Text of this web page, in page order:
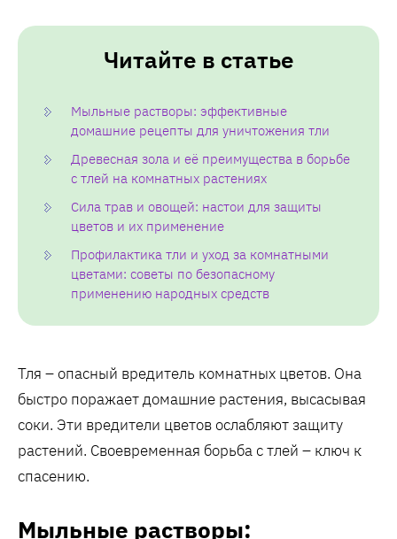
Читайте в статье
Мыльные растворы: эффективные
домашние рецепты для уничтожения тли
Древесная зола и её преимущества в борьбе
с тлей на комнатных растениях
Сила трав и овощей: настои для защиты
цветов и их применение
Профилактика тли и уход за комнатными
цветами: советы по безопасному
применению народных средств
Тля – опасный вредитель комнатных цветов. Она
быстро поражает домашние растения‚ высасывая
соки. Эти вредители цветов ослабляют защиту
растений. Своевременная борьба с тлей – ключ к
спасению.
Мыльные растворы: